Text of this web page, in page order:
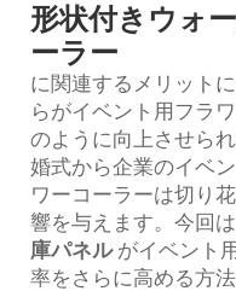
形状付きウォ
ーラー
に関連するメリット
らがイベント用フラ
のように向上させら
婚式から企業のイベ
ワーコーラーは切り
響を与えます。今回
庫パネル がイベント
率をさらに高める方